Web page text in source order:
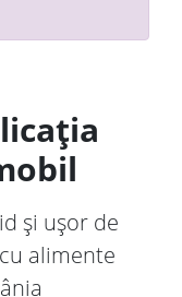
și ușor de
alimente